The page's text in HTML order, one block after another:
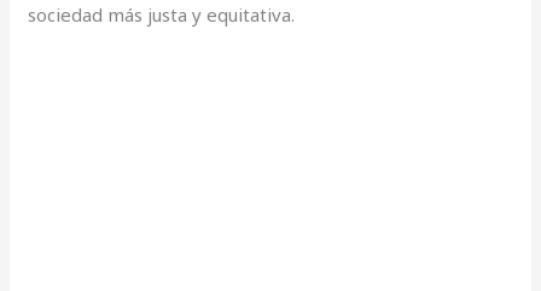
sociedad más justa y equitativa.